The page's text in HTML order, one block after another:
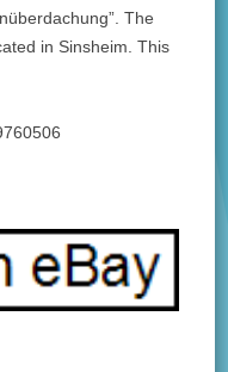
The
in Sinsheim. This